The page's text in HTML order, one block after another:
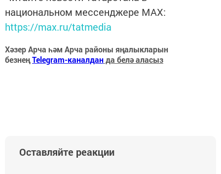
национальном мессенджере MАХ:
https://max.ru/tatmedia
Хәзер Арча һәм Арча районы яңалыкларын
безнеңTelegram-каналданда белә аласыз
Оставляйте реакции